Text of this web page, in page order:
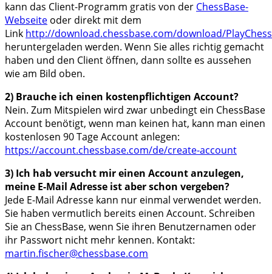
kann das Client-Programm gratis von der ChessBase-
Webseite oder direkt mit dem
Link http://download.chessbase.com/download/
heruntergeladen werden. Wenn Sie alles richtig gemacht
haben und den Client öffnen, dann sollte es aussehen
wie am Bild oben.
2) Brauche ich einen kostenpflichtigen Account?
Nein. Zum Mitspielen wird zwar unbedingt ein ChessBase
Account benötigt, wenn man keinen hat, kann man einen
kostenlosen 90 Tage Account anlegen:
https://account.chessbase.com/de/create-account
3) Ich hab versucht mir einen Account anzulegen,
meine E-Mail Adresse ist aber schon vergeben?
Jede E-Mail Adresse kann nur einmal verwendet werden.
Sie haben vermutlich bereits einen Account. Schreiben
Sie an ChessBase, wenn Sie ihren Benutzernamen oder
ihr Passwort nicht mehr kennen. Kontakt:
martin.fischer@chessbase.com